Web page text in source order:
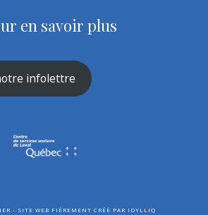
en savoir plus
infolettre
- SITE WEB FIÈREMENT CRÉÉ PAR IDYLLIQ